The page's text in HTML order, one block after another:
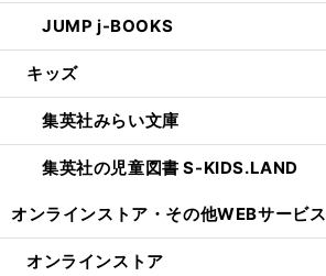
JUMP j-BOOKS
キッズ
集英社みらい文庫
集英社の児童図書 S-KIDS.LAND
オンラインストア・ その他WEBサービス
オンラインストア